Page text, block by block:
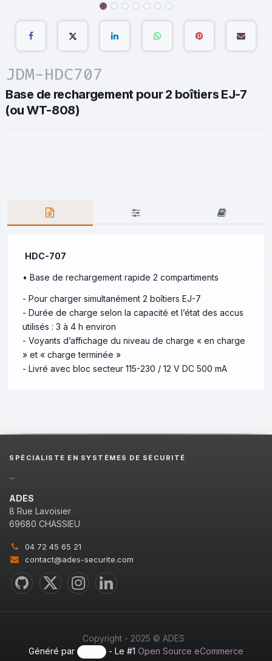
JDM-HDC707
Base de rechargement pour 2 boîtiers EJ-7
(ou WT-808)
HDC-707
• Base de rechargement rapide 2 compartiments
- Pour charger simultanément 2 boîtiers EJ-7
- Durée de charge selon la capacité et l’état des accus
utilisés : 3 à 4 h environ
- Voyants d’affichage du niveau de charge « en charge
» et « charge terminée »
- Livré avec bloc secteur 115-230 / 12 V DC 500 mA
SPÉCIALISTE EN SYSTÈMES DE SÉCURITÉ
...
ADES
8 Rue Lavoisier
69680 CHASSIEU
04 72 45 65 21
contact@ades-securite.com
Copyright - 2025 © ADES
Généré par
- Le #1Open Source eCommerce